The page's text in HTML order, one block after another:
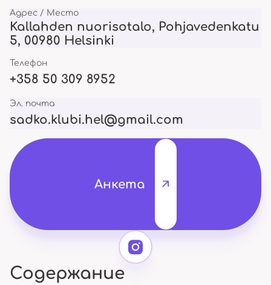
Адрес / Место
Kallahden nuorisotalo, Pohjavedenkatu
5, 00980 Helsinki
Телефон
+358 50 309 8952
Эл. почта
sadko.klubi.hel@gmail.com
Анкета
Содержание